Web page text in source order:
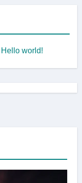
Hello world!